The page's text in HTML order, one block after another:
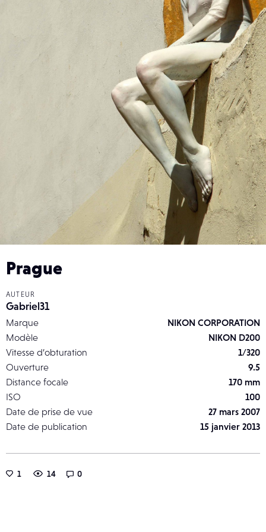
Prague
AUTEUR
Gabriel31
Marque
NIKON CORPORATION
Modèle
NIKON D200
Vitesse d’obturation
1/320
Ouverture
9.5
Distance focale
170 mm
ISO
100
Date de prise de vue
27 mars 2007
Date de publication
15 janvier 2013
1 14 0